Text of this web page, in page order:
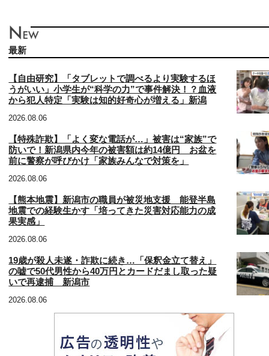
最新
【自由研究】「タブレットで調べるより実験するほ
うがいい」小学生が“科学の力”で事件解決！？血液
から犯人特定「実験は知的好奇心が増える」新潟
2026.08.06
【特殊詐欺】「よく変な電話が…」被害は“家族”で
防いで！新潟県内今年の被害額は約14億円 お盆を
前に警察が呼びかけ「家族みんなで対策を」
2026.08.06
【熊本地震】新潟市の職員が被災地支援 能登半島
地震での経験生かす「培ってきた災害対応能力の成
果実感」
2026.08.06
19歳が殺人未遂・詐欺に続き…「保釈金立て替え」
の嘘で50代男性から40万円とカードだまし取った疑
いで再逮捕 新潟市
2026.08.06